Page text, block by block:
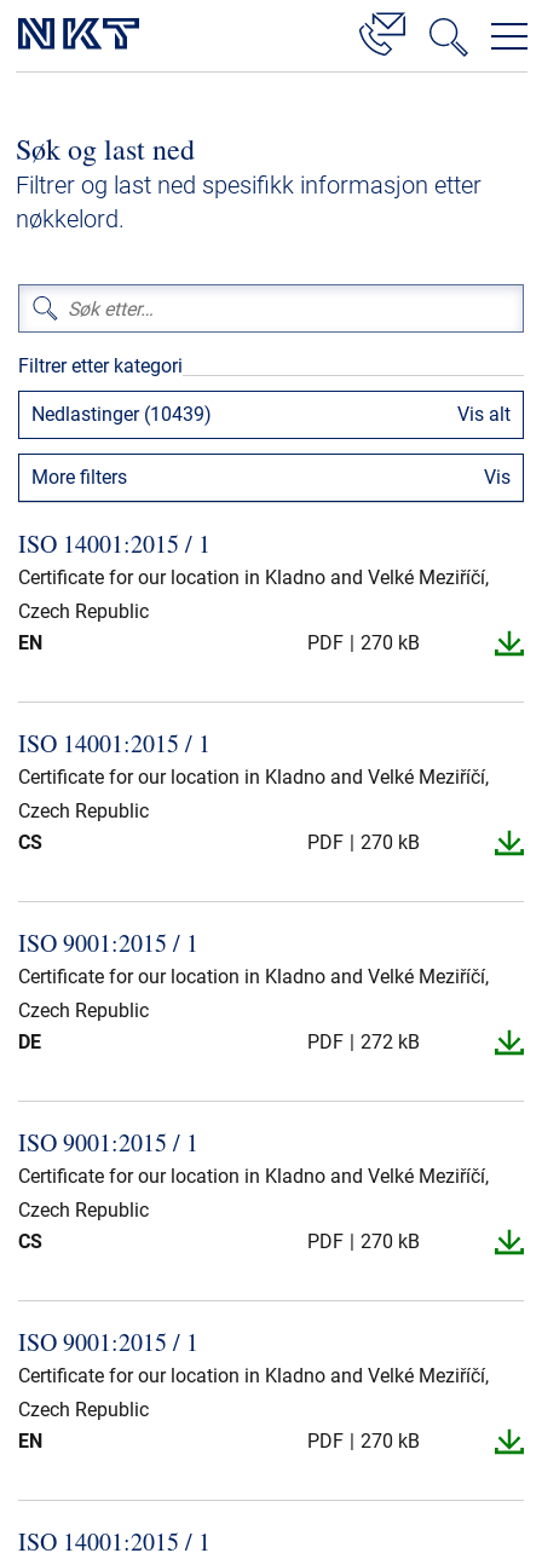
Høyspenningskabelløsninger
Kabelservice
Lavspenning
Høyspenningskabeltilbehør
Mellomspenningskabeltilbehør
Referanser
Nedlastinger
Presse og arrangementer
Om oss
Søk og last ned
Filtrer og last ned spesifikk informasjon etter
nøkkelord.
Filtrer etter kategori
Nedlastinger (10439) Vis alt
More filters Vis
ISO 14001:2015 / 1
Certificate for our location in Kladno and Velké Meziříčí,
Czech Republic
EN
PDF 270 kB
ISO 14001:2015 / 1
Certificate for our location in Kladno and Velké Meziříčí,
Czech Republic
CS
PDF 270 kB
ISO 9001:2015 / 1
Certificate for our location in Kladno and Velké Meziříčí,
Czech Republic
DE
PDF 272 kB
ISO 9001:2015 / 1
Certificate for our location in Kladno and Velké Meziříčí,
Czech Republic
CS
PDF 270 kB
ISO 9001:2015 / 1
Certificate for our location in Kladno and Velké Meziříčí,
Czech Republic
EN
PDF 270 kB
ISO 14001:2015 / 1